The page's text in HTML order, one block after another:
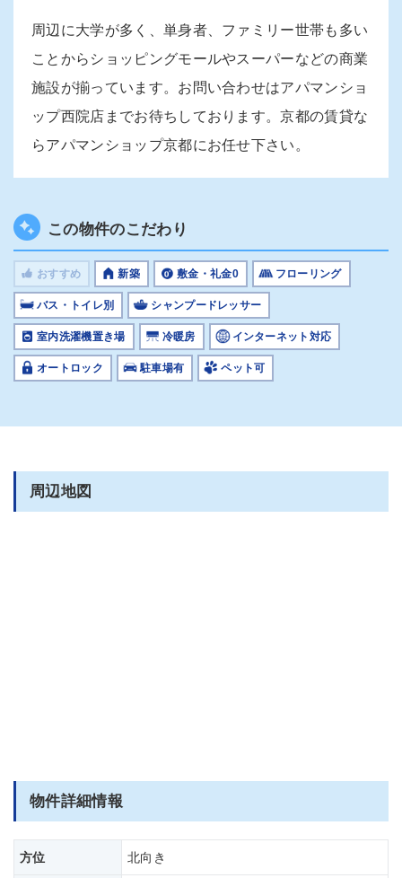
周辺に大学が多く、単身者、ファミリー世帯も多い
ことからショッピングモールやスーパーなどの商業
施設が揃っています。お問い合わせはアパマンショ
ップ西院店までお待ちしております。京都の賃貸な
らアパマンショップ京都にお任せ下さい。
この物件のこだわり
おすすめ 新築 敷金・礼金0 フローリング
バス・トイレ別 シャンプードレッサー
室内洗濯機置き場 冷暖房 インターネット対応
オートロック 駐車場有 ペット可
周辺地図
物件詳細情報
方位 北向き